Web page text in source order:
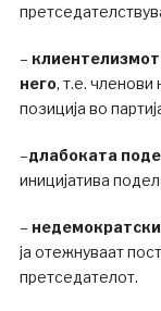
–
него, т.е.
позиција во
–длабоката
иницијатива
–
ја отежнуваат
претседателот.